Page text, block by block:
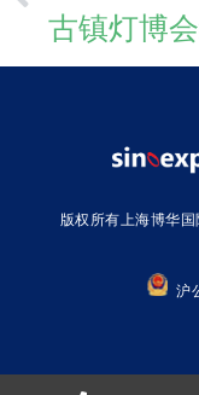
版权所有上海博华国
沪